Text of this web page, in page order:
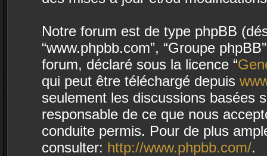
Notre forum est de type phpBB
“www.phpbb.com”, “Groupe
forum, déclaré sous la licence “
qui peut être téléchargé depuis
seulement les discussions basées
responsable de ce que nous
conduite permis. Pour de plus
consulter: http://www.phpbb.com/.